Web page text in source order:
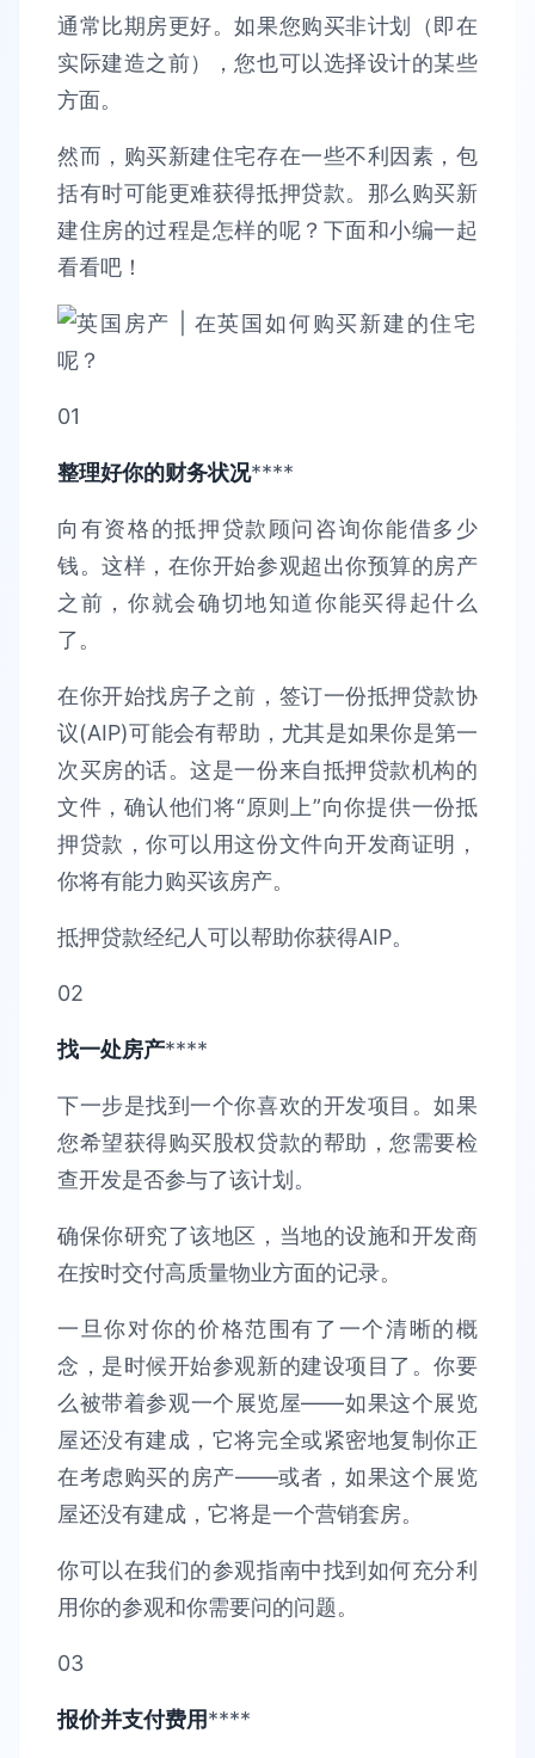
通常比期房更好。如果您购买非计划（即在
实际建造之前），您也可以选择设计的某些
方面。
然而，购买新建住宅存在一些不利因素，包
括有时可能更难获得抵押贷款。那么购买新
建住房的过程是怎样的呢？下面和小编一起
看看吧！
01
整理好你的财务状况****
向有资格的抵押贷款顾问咨询你能借多少
钱。这样，在你开始参观超出你预算的房产
之前，你就会确切地知道你能买得起什么
了。
在你开始找房子之前，签订一份抵押贷款协
议(AIP)可能会有帮助，尤其是如果你是第一
次买房的话。这是一份来自抵押贷款机构的
文件，确认他们将“原则上”向你提供一份抵
押贷款，你可以用这份文件向开发商证明，
你将有能力购买该房产。
抵押贷款经纪人可以帮助你获得AIP。
02
找一处房产****
下一步是找到一个你喜欢的开发项目。如果
您希望获得购买股权贷款的帮助，您需要检
查开发是否参与了该计划。
确保你研究了该地区，当地的设施和开发商
在按时交付高质量物业方面的记录。
一旦你对你的价格范围有了一个清晰的概
念，是时候开始参观新的建设项目了。你要
么被带着参观一个展览屋——如果这个展览
屋还没有建成，它将完全或紧密地复制你正
在考虑购买的房产——或者，如果这个展览
屋还没有建成，它将是一个营销套房。
你可以在我们的参观指南中找到如何充分利
用你的参观和你需要问的问题。
03
报价并支付费用****